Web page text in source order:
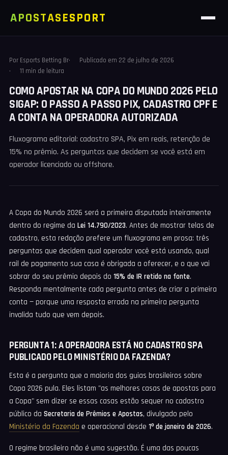
APOSTASESPORT
Por Esports Betting Br Publicado em 22 de julho de 2026
11 min de leitura
COMO APOSTAR NA COPA DO MUNDO 2026 PELO
SIGAP: O PASSO A PASSO PIX, CADASTRO CPF E
A CONTA NA OPERADORA AUTORIZADA
Fluxograma editorial: cadastro SPA, Pix em reais, retenção de
15% no prêmio. As perguntas que decidem se você está em
operador licenciado ou offshore.
A Copa do Mundo 2026 será a primeira disputada inteiramente
dentro do regime da Lei 14.790/2023. Antes de mostrar telas de
cadastro, esta redação prefere um fluxograma em prosa: três
perguntas que decidem qual operador você está usando, qual
rail de pagamento sua casa é obrigada a oferecer, e o que vai
sobrar do seu prêmio depois do 15% de IR retido na fonte.
Responda mentalmente cada pergunta antes de criar a primeira
conta — porque uma resposta errada na primeira pergunta
invalida tudo que vem depois.
PERGUNTA 1: A OPERADORA ESTÁ NO CADASTRO SPA
PUBLICADO PELO MINISTÉRIO DA FAZENDA?
Esta é a pergunta que a maioria dos guias brasileiros sobre
Copa 2026 pula. Eles listam "as melhores casas de apostas para
a Copa" sem dizer se essas casas estão sequer no cadastro
público da Secretaria de Prêmios e Apostas, divulgado pelo
Ministério da Fazenda e operacional desde 1º de janeiro de 2026.
O regime brasileiro não é uma sugestão. É uma das poucas